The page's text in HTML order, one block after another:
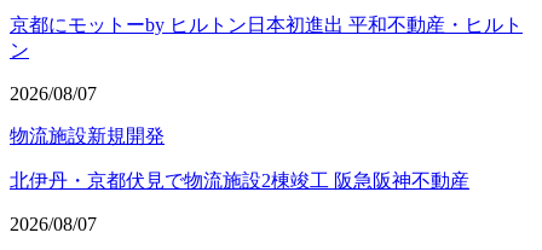
京都にモットーby ヒルトン日本初進出 平和不動産・ヒルト
ン
2026/08/07
物流施設新規開発
北伊丹・京都伏見で物流施設2棟竣工 阪急阪神不動産
2026/08/07